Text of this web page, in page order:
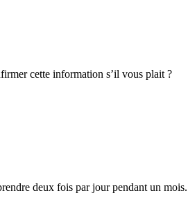
cette information s’il vous plait ?
deux fois par jour pendant un mois.